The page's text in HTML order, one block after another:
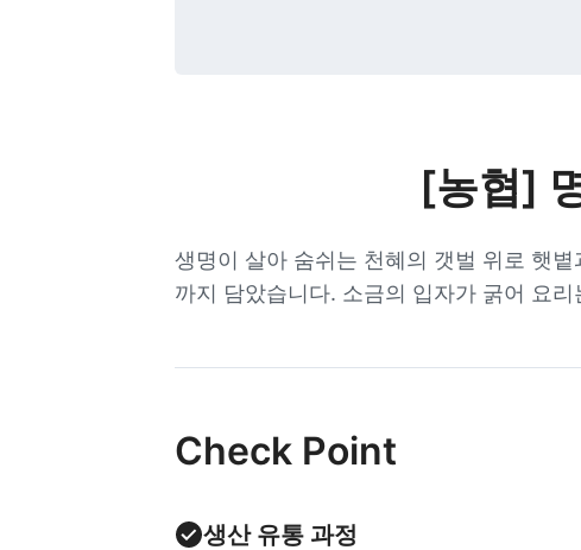
[농협]
생명이 살아 숨쉬는 천혜의 갯벌 위로 햇
까지 담았습니다. 소금의 입자가 굵어 요
Check Point
생산 유통 과정